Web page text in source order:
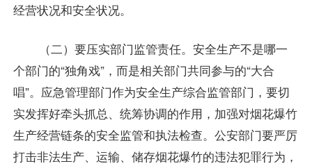
经营状况和安全状况。
（二）要压实部门监管责任。安全生产不是哪一
个部门的“独角戏”，而是相关部门共同参与的“大合
唱”。应急管理部门作为安全生产综合监管部门，要切
实发挥好牵头抓总、统筹协调的作用，加强对烟花爆竹
生产经营链条的安全监管和执法检查。公安部门要严厉
打击非法生产、运输、储存烟花爆竹的违法犯罪行为，